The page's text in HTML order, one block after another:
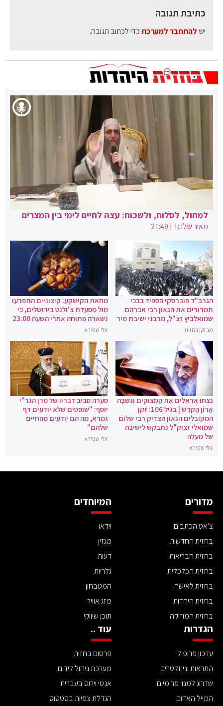
כתיבת תגובה
יש להתחבר למערכתכדי לכתוב תגובה.
למחול, לסלוח, ולשכוח: עצה לחיים לימי בין המצרים
מאיר שלנגר|
21:49
הגרב"ד פוברסקי הספיד בבכי
תמרורים את הגאון רבי אברהם
שמואלביץ זצ"ל, מרבני ישיבת מיר
מבזקן בחזית
מחאת הקישקע: קיצוניים התפרעו
מול מסעדת צ'ולנט בירושלים, כי
נשארה פתוחה אחרי השעה 23:00
אלי שפירא
נִצְּחוּ אֶרְאֶלִּים אֶת הַמְּצוּקִים וְנִשְׁבָּה
אֲרוֹן הַקֹּדֶשׁ | בגיל 106: זקן
המקובלים הגאון הצדיק רבי שלום
שמואלי זצוק”ל נתבקש לישיבה
של מעלה
אלי שפירא
סערה סביב דבריו של מרן הגר"י
יוסף: "שופטים שלא יודעים דף
גמרא, מה הם יודעים מהחיים
שלהם"
אלי שפירא
מדורים
צ'אט הכתבים
בחזית החדשות
בחזית הבריאות
בחזית הכלכלית
בחזית לאישה
בחזית היהדות
בחזית המוזיקה
המיוחדים
וידאו
מגזין
דעות
גלריות
המטבחון
מזג אוויר
תוכן שיווקי
הגדרות
עדכון פרופיל
התראות וניוזלטרים
שדרוג למנוי פרימיום
המייל האדום
עוד ..
פרסום בחזית
מערכת ניהול לידים
אנטי וירוס בעברית
הגדלת צפיות בסטטוס